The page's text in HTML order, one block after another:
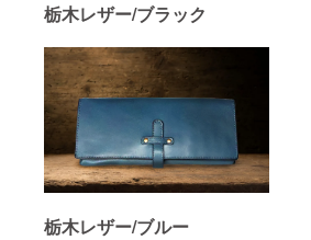
栃木レザー/ブラック
栃木レザー/ブルー